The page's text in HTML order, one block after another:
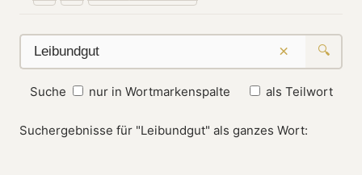
× 🔍
Suche nur in Wortmarkenspalte als Teilwort
Suchergebnisse für "Leibundgut" als ganzes Wort: